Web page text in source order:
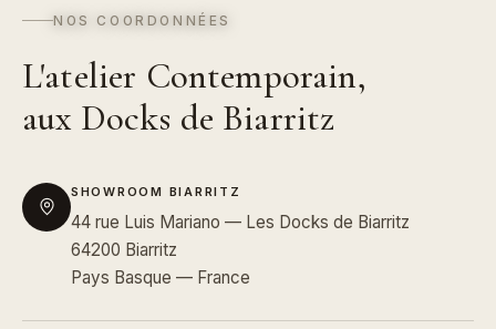
NOS COORDONNÉES
L'atelier Contemporain,
aux Docks de Biarritz
SHOWROOM BIARRITZ
44 rue Luis Mariano — Les Docks de Biarritz
64200 Biarritz
Pays Basque — France